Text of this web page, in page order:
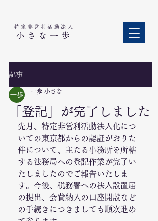
特定非営利活動法人​
小さな一歩
記事
「登記」が完了しました
一歩 小さな
先月、特定非営利活動法人化につ
いての東京都からの認証がおりた
件について、主たる事務所を所轄
する法務局への登記作業が完了い
たしましたのでご報告いたしま
す。今後、税務署への法人設置届
の提出、会費納入の口座開設など
の手続きにつきましても順次進め